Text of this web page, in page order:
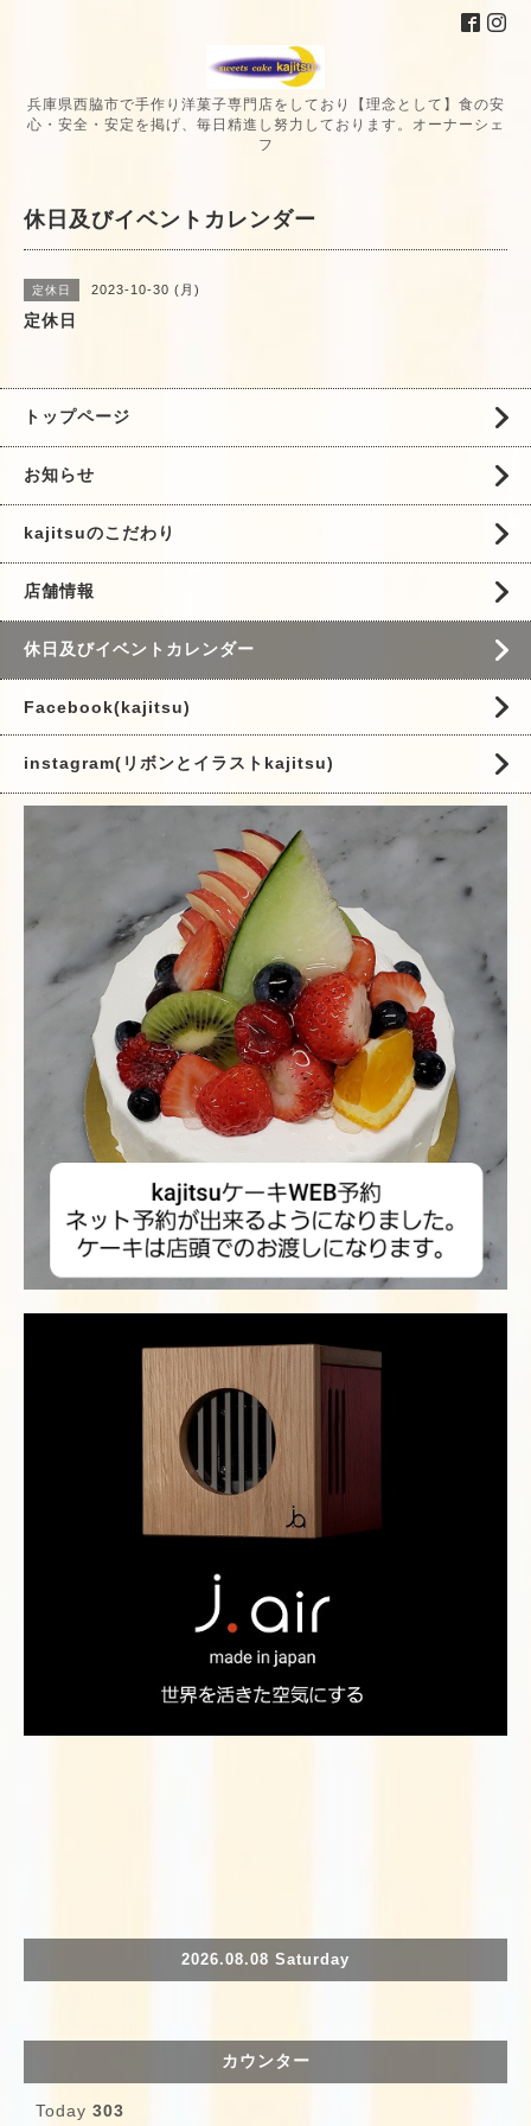
兵庫県西脇市で手作り洋菓子専門店をしており【理念として】食の安
心・安全・安定を掲げ、毎日精進し努力しております。オーナーシェ
フ
休日及びイベントカレンダー
定休日 2023-10-30 (月)
定休日
トップページ
お知らせ
kajitsuのこだわり
店舗情報
休日及びイベントカレンダー
Facebook(kajitsu)
instagram(リボンとイラストkajitsu)
2026.08.08 Saturday
カウンター
Today 303